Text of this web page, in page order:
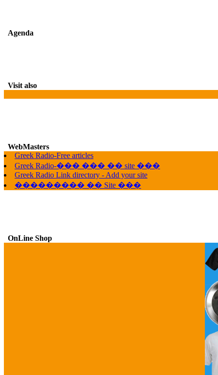
Agenda
Visit also
WebMasters
Greek Radio-Free articles
Greek Radio-��� ��� �� site ���
Greek Radio Link directory - Add your site
��������� �� Site ���
OnLine Shop